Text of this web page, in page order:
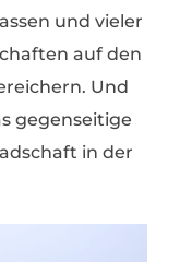
und vieler
auf den
Und
gegenseitige
in der